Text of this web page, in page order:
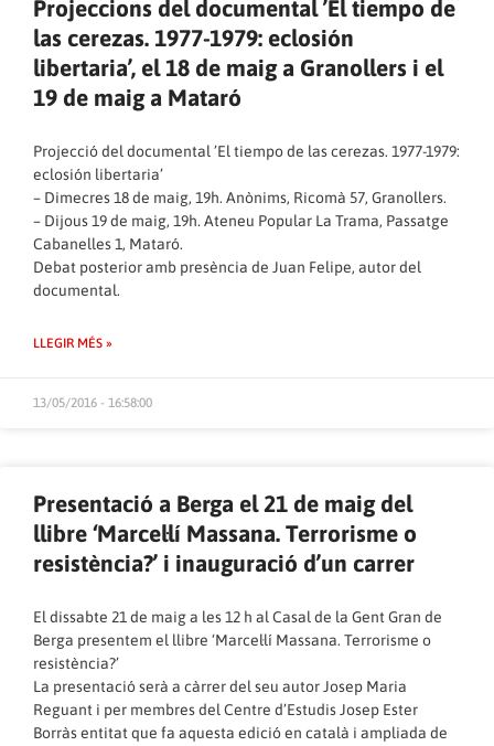
Projeccions del documental ’El tiempo de
las cerezas. 1977-1979: eclosión
libertaria’, el 18 de maig a Granollers i el
19 de maig a Mataró
Projecció del documental ’El tiempo de las cerezas. 1977-1979:
eclosión libertaria’
– Dimecres 18 de maig, 19h. Anònims, Ricomà 57, Granollers.
– Dijous 19 de maig, 19h. Ateneu Popular La Trama, Passatge
Cabanelles 1, Mataró.
Debat posterior amb presència de Juan Felipe, autor del
documental.
LLEGIR MÉS »
13/05/2016 - 16:58:00
Presentació a Berga el 21 de maig del
llibre ‘Marcel·lí Massana. Terrorisme o
resistència?’ i inauguració d’un carrer
El dissabte 21 de maig a les 12 h al Casal de la Gent Gran de
Berga presentem el llibre ‘Marcel·lí Massana. Terrorisme o
resistència?’
La presentació serà a càrrer del seu autor Josep Maria
Reguant i per membres del Centre d’Estudis Josep Ester
Borràs entitat que fa aquesta edició en català i ampliada de